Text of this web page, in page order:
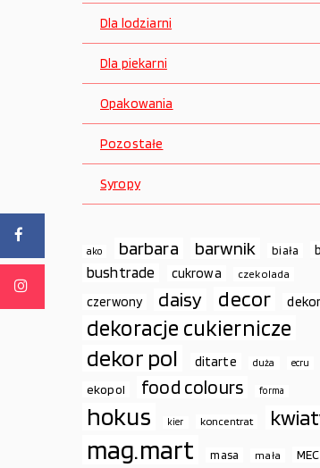
Dla lodziarni
Dla piekarni
Opakowania
Pozostałe
Syropy
ako barbara barwnik biała
bushtrade cukrowa czekolada
czerwony daisy decor
dekoracje cukiernicze
dekor pol ditarte duża ecru
ekopol food colours forma
hokus kier koncentrat
mag.mart masa mała